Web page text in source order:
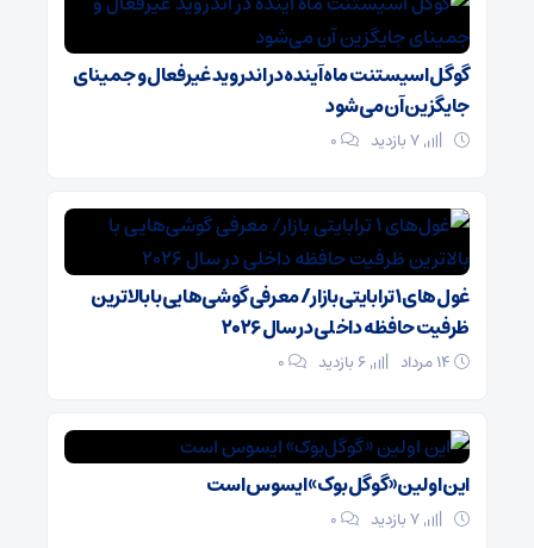
گوگل اسیستنت ماه آینده در اندروید غیرفعال و جمینای
جایگزین آن می‌شود
۰
غول‌های ۱ ترابایتی بازار/ معرفی گوشی‌هایی با بالاترین
ظرفیت حافظه داخلی در سال ۲۰۲۶
۰
این اولین «گوگل‌بوک» ایسوس است
۰